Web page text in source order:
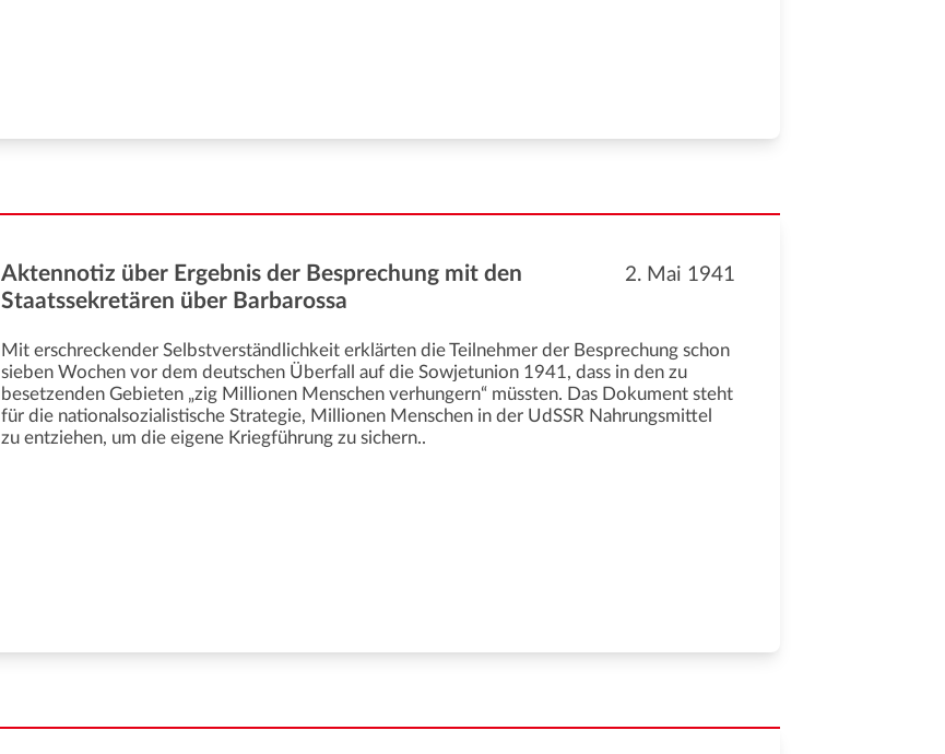
2. Mai 1941
Aktennotiz über Ergebnis der Besprechung mit den
Staatssekretären über Barbarossa
Mit erschreckender Selbstverständlichkeit erklärten die Teilnehmer der Besprechung schon
sieben Wochen vor dem deutschen Überfall auf die Sowjetunion 1941, dass in den zu
besetzenden Gebieten „zig Millionen Menschen verhungern“ müssten. Das Dokument steht
für die nationalsozialistische Strategie, Millionen Menschen in der UdSSR Nahrungsmittel
zu entziehen, um die eigene Kriegführung zu sichern..